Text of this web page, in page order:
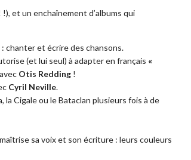
et un enchaînement d’albums qui
: chanter et écrire des chansons.
(et lui seul) à adapter en français «
Otis Redding !
Cyril Neville.
la Cigale ou le Bataclan plusieurs fois à de
sa voix et son écriture : leurs couleurs